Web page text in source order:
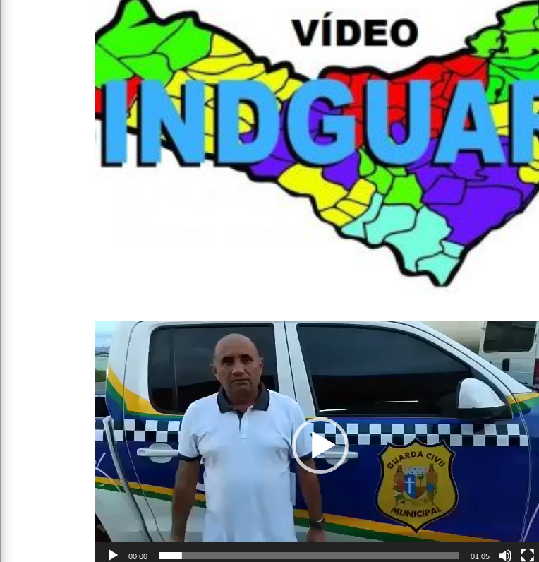
Tocador
de
vídeo
00:00 01:05